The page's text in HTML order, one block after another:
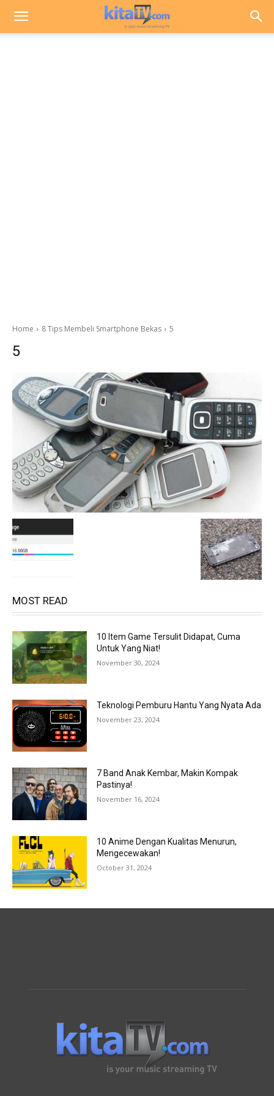
Home 8 Tips Membeli Smartphone Bekas 5
5
MOST READ
10 Item Game Tersulit Didapat, Cuma
Untuk Yang Niat!
November 30, 2024
Teknologi Pemburu Hantu Yang Nyata Ada
November 23, 2024
7 Band Anak Kembar, Makin Kompak
Pastinya!
November 16, 2024
10 Anime Dengan Kualitas Menurun,
Mengecewakan!
October 31, 2024